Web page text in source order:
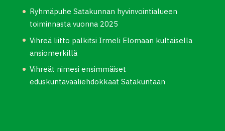
Ryhmäpuhe Satakunnan hyvinvointialueen
toiminnasta vuonna 2025
Vihreä liitto palkitsi Irmeli Elomaan kultaisella
ansiomerkillä
Vihreät nimesi ensimmäiset
eduskuntavaaliehdokkaat Satakuntaan